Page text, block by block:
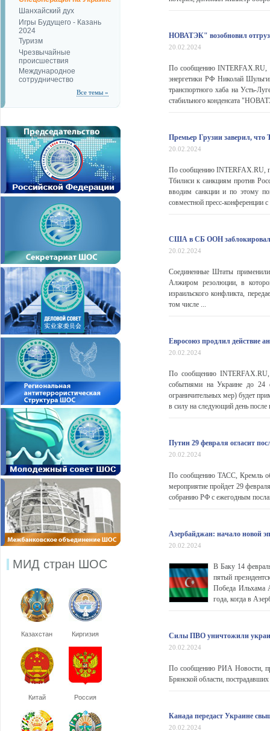
Шанхайский дух
Игры Будущего - Казань
2024
Туризм
Чрезвычайные
происшествия
Международное
сотрудничество
Все темы »
МИД стран ШОС
Казахстан Киргизия
Китай Россия
НОВАТЭК" возобновил
20.02.2024
По сообщению INTERFAX.RU,
энергетики РФ Николай
транспортного хаба на Усть-
стабильного конденсата
Премьер Грузии заверил, что
20.02.2024
По сообщению INTERFAX.RU,
Тбилиси к санкциям против
вводим санкции и по этому
совместной пресс-конференции
США в СБ ООН
20.02.2024
Соединенные Штаты
Алжиром резолюции, в
израильского конфликта,
том числе ...
Евросоюз продлил действие
20.02.2024
По сообщению INTERFAX.RU,
событиями на Украине до 24
ограничительных мер) будет
в силу на следующий день после
Путин 29 февраля огласит
20.02.2024
По сообщению ТАСС, Кремль
мероприятие пройдет 29
собранию РФ с ежегодным
Азербайджан: начало новой
20.02.2024
В Баку 14
пятый
Победа Ильхама
года, когда в
Силы ПВО уничтожили
20.02.2024
По сообщению РИА Новости,
Брянской области,
Канада передаст Украине
20.02.2024